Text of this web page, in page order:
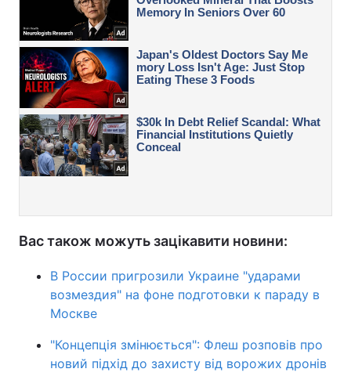
Вас також можуть зацікавити новини:
В России пригрозили Украине "ударами
возмездия" на фоне подготовки к параду в
Москве
"Концепція змінюється": Флеш розповів про
новий підхід до захисту від ворожих дронів